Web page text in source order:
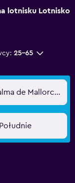
lotnisku Lotnisko
25-65
Palma de Mallorca, Hiszpania - Palma de Mallorca (PMI)
Południe